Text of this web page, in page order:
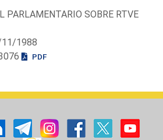
PARLAMENTARIO SOBRE RTVE
11/1988
PDF